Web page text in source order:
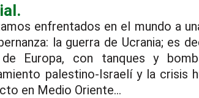
enfrentados en el mundo a
la guerra de Ucrania; es
Europa, con tanques y
palestino-Israelí y la crisis
en Medio Oriente...